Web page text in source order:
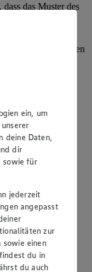
das Muster des
und auf mehreren
Puderzucker
laut
ein, um
deine Daten,
dir
sowie für
jederzeit
angepasst
zur
sowie einen
du in
du auch